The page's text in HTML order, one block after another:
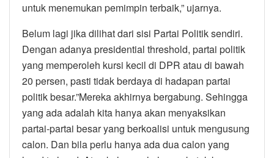
untuk menemukan pemimpin terbaik,” ujarnya.
Belum lagi jika dilihat dari sisi Partai Politik sendiri.
Dengan adanya presidential threshold, partai politik
yang memperoleh kursi kecil di DPR atau di bawah
20 persen, pasti tidak berdaya di hadapan partai
politik besar.”Mereka akhirnya bergabung. Sehingga
yang ada adalah kita hanya akan menyaksikan
partai-partai besar yang berkoalisi untuk mengusung
calon. Dan bila perlu hanya ada dua calon yang